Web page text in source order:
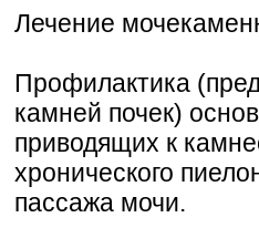
Лечение
Профилактика
камней почек)
приводящих к
хронического
пассажа мочи.